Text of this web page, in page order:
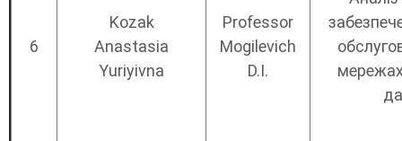
6
Kozak
Anastasia
Yuriyivna
Professor
Mogilevich
D.I.